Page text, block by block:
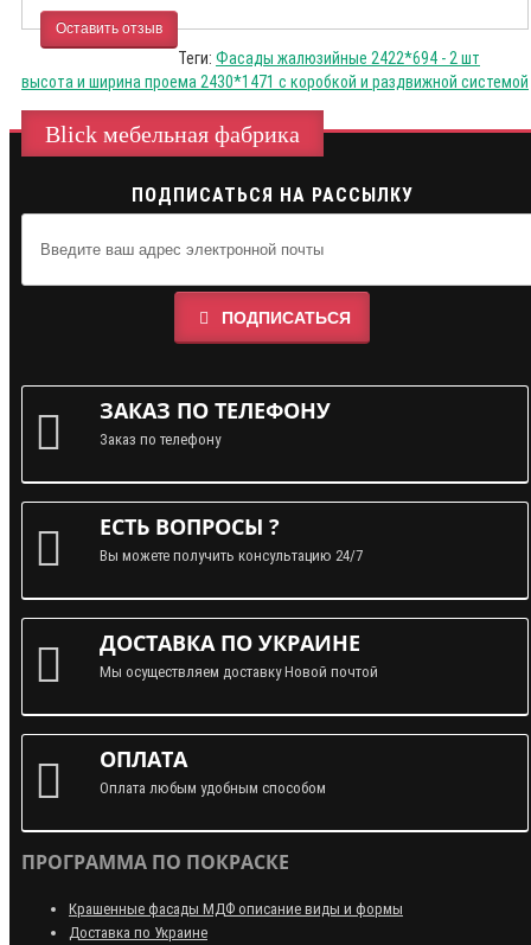
Оставить отзыв
Теги: Фасады жалюзийные 2422*694 - 2 шт
высота и ширина проема 2430*1471 с коробкой и раздвижной системой
Blick мебельная фабрика
ПОДПИСАТЬСЯ НА РАССЫЛКУ
ПОДПИСАТЬСЯ
ЗАКАЗ ПО ТЕЛЕФОНУ
Заказ по телефону
ЕСТЬ ВОПРОСЫ ?
Вы можете получить консультацию 24/7
ДОСТАВКА ПО УКРАИНЕ
Мы осуществляем доставку Новой почтой
ОПЛАТА
Оплата любым удобным способом
ПРОГРАММА ПО ПОКРАСКЕ
Крашенные фасады МДФ описание виды и формы
Доставка по Украине